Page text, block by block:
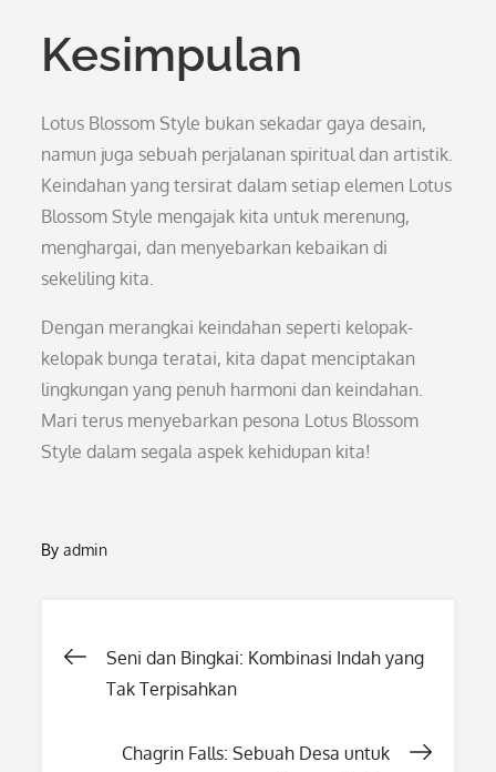
Kesimpulan
Lotus Blossom Style bukan sekadar gaya desain,
namun juga sebuah perjalanan spiritual dan artistik.
Keindahan yang tersirat dalam setiap elemen Lotus
Blossom Style mengajak kita untuk merenung,
menghargai, dan menyebarkan kebaikan di
sekeliling kita.
Dengan merangkai keindahan seperti kelopak-
kelopak bunga teratai, kita dapat menciptakan
lingkungan yang penuh harmoni dan keindahan.
Mari terus menyebarkan pesona Lotus Blossom
Style dalam segala aspek kehidupan kita!
Byadmin
Post
Seni dan Bingkai: Kombinasi Indah yang
Tak Terpisahkan
Chagrin Falls: Sebuah Desa untuk